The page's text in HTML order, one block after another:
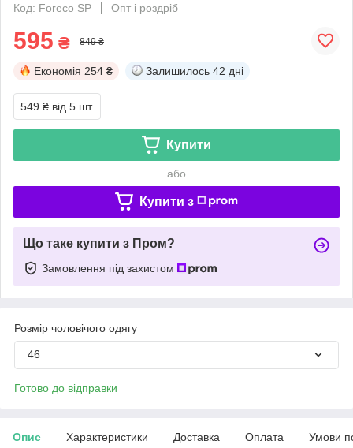
Код: Foreco SP
Опт і роздріб
595 ₴ 849 ₴
Економія 254 ₴ Залишилось 42 дні
549 ₴ від 5 шт.
Купити
або
Купити з
Що таке купити з Пром?
Замовлення під захистом
Розмір чоловічого одягу
46
Готово до відправки
Опис Характеристики Доставка Оплата Умови